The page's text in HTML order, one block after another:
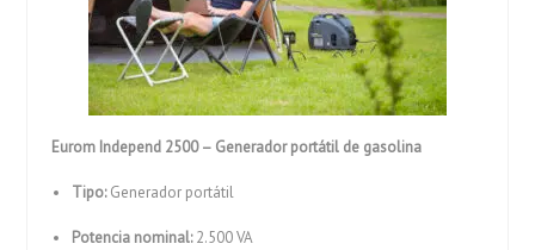
Eurom Independ 2500 – Generador portátil de gasolina
Tipo:Generador portátil
Potencia nominal:2.500 VA